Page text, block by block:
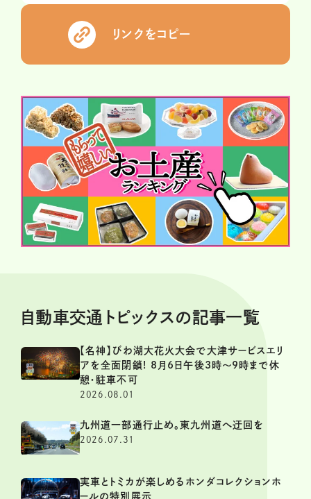
リンクをコピー
自動車交通トピックスの記事一覧
【名神】びわ湖大花火大会で大津サービスエリ
アを全面閉鎖! 8月6日午後3時～9時まで休
憩・駐車不可
2026.08.01
九州道一部通行止め。東九州道へ迂回を
2026.07.31
実車とトミカが楽しめるホンダコレクションホ
ールの特別展示